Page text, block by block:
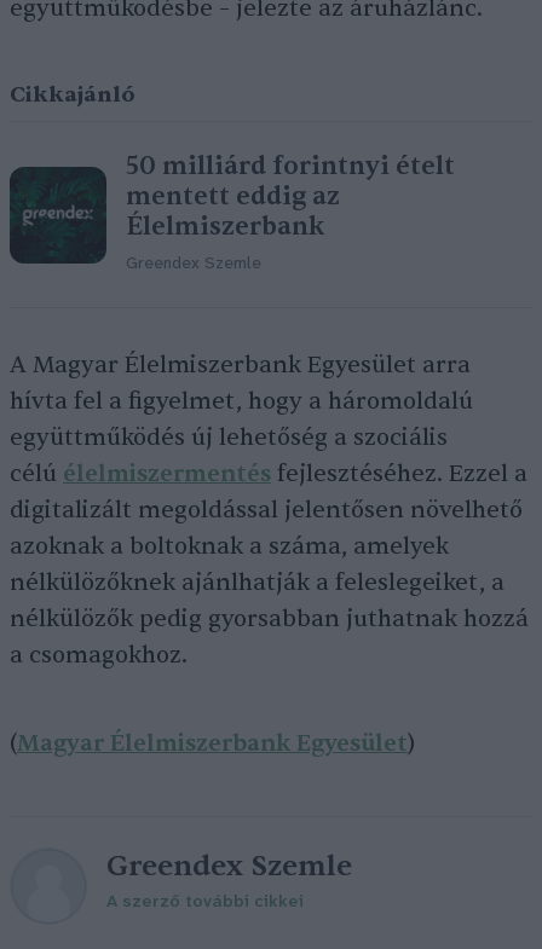
együttműködésbe – jelezte az áruházlánc.
Cikkajánló
50 milliárd forintnyi ételt
mentett eddig az
Élelmiszerbank
Greendex Szemle
A Magyar Élelmiszerbank Egyesület arra
hívta fel a figyelmet, hogy a háromoldalú
együttműködés új lehetőség a szociális
célú élelmiszermentés fejlesztéséhez. Ezzel a
digitalizált megoldással jelentősen növelhető
azoknak a boltoknak a száma, amelyek
nélkülözőknek ajánlhatják a feleslegeiket, a
nélkülözők pedig gyorsabban juthatnak hozzá
a csomagokhoz.
(Magyar Élelmiszerbank Egyesület)
Greendex Szemle
A szerző további cikkei